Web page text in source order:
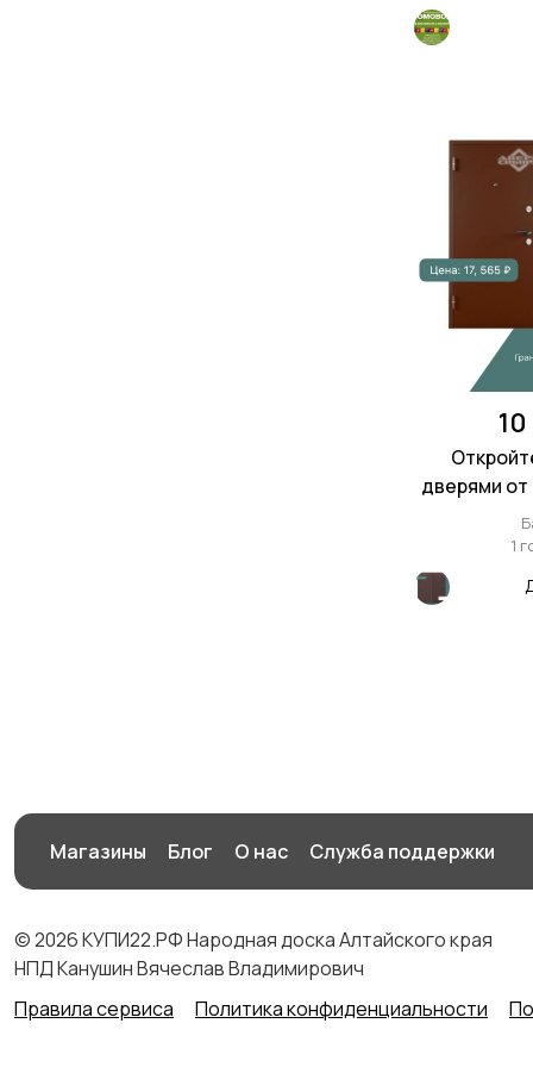
дверями
1
Магазины Блог О нас Служба поддержки
© 2026 КУПИ22.РФ Народная доска Алтайского края
НПД Канушин Вячеслав Владимирович
Правила сервиса
Политика конфиденциальности